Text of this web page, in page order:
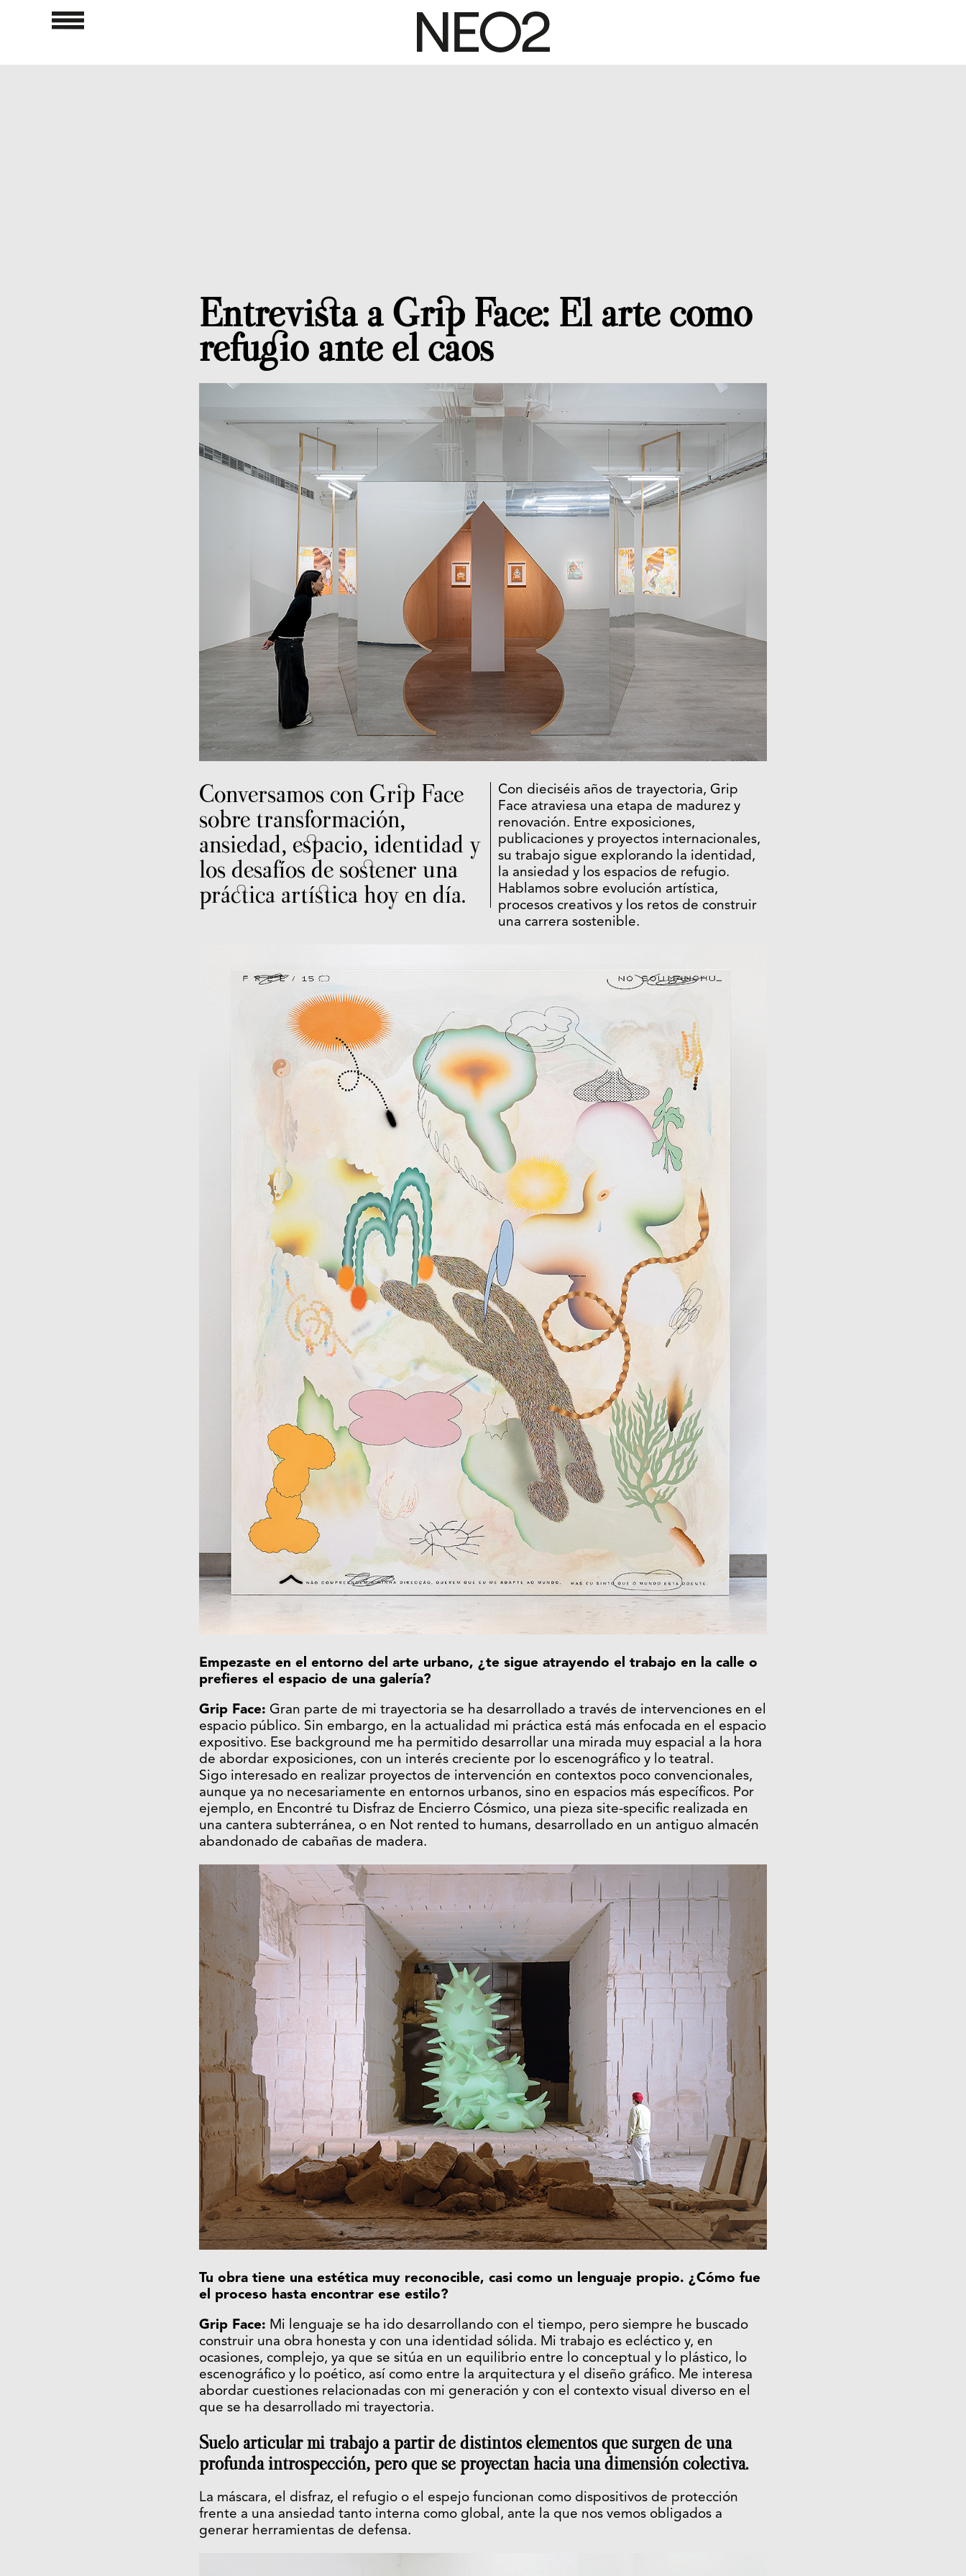
Entrevista a Grip Face: El arte como
refugio ante el caos
Conversamos con Grip Face
sobre transformación,
ansiedad, espacio, identidad y
los desafíos de sostener una
práctica artística hoy en día.
Con dieciséis años de trayectoria, Grip
Face atraviesa una etapa de madurez y
renovación. Entre exposiciones,
publicaciones y proyectos internacionales,
su trabajo sigue explorando la identidad,
la ansiedad y los espacios de refugio.
Hablamos sobre evolución artística,
procesos creativos y los retos de construir
una carrera sostenible.
Empezaste en el entorno del arte urbano, ¿te sigue atrayendo el trabajo en la calle o
prefieres el espacio de una galería?
Grip Face: Gran parte de mi trayectoria se ha desarrollado a través de intervenciones en el
espacio público. Sin embargo, en la actualidad mi práctica está más enfocada en el espacio
expositivo. Ese background me ha permitido desarrollar una mirada muy espacial a la hora
de abordar exposiciones, con un interés creciente por lo escenográfico y lo teatral.
Sigo interesado en realizar proyectos de intervención en contextos poco convencionales,
aunque ya no necesariamente en entornos urbanos, sino en espacios más específicos. Por
ejemplo, en Encontré tu Disfraz de Encierro Cósmico, una pieza site-specific realizada en
una cantera subterránea, o en Not rented to humans, desarrollado en un antiguo almacén
abandonado de cabañas de madera.
Tu obra tiene una estética muy reconocible, casi como un lenguaje propio. ¿Cómo fue
el proceso hasta encontrar ese estilo?
Grip Face: Mi lenguaje se ha ido desarrollando con el tiempo, pero siempre he buscado
construir una obra honesta y con una identidad sólida. Mi trabajo es ecléctico y, en
ocasiones, complejo, ya que se sitúa en un equilibrio entre lo conceptual y lo plástico, lo
escenográfico y lo poético, así como entre la arquitectura y el diseño gráfico. Me interesa
abordar cuestiones relacionadas con mi generación y con el contexto visual diverso en el
que se ha desarrollado mi trayectoria.
Suelo articular mi trabajo a partir de distintos elementos que surgen de una
profunda introspección, pero que se proyectan hacia una dimensión colectiva.
La máscara, el disfraz, el refugio o el espejo funcionan como dispositivos de protección
frente a una ansiedad tanto interna como global, ante la que nos vemos obligados a
generar herramientas de defensa.